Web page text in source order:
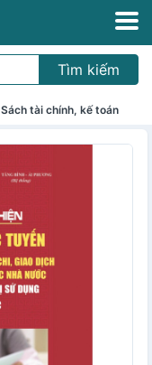
Tìm kiếm
Sách tài chính, kế toán